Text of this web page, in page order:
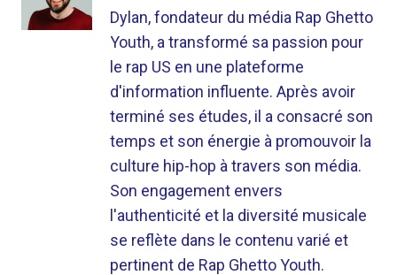
Dylan, fondateur du média Rap Ghetto
Youth, a transformé sa passion pour
le rap US en une plateforme
d'information influente. Après avoir
terminé ses études, il a consacré son
temps et son énergie à promouvoir la
culture hip-hop à travers son média.
Son engagement envers
l'authenticité et la diversité musicale
se reflète dans le contenu varié et
pertinent de Rap Ghetto Youth.